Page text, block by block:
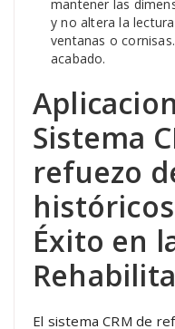
mantener las
y no altera la
ventanas o
acabado.
Sistema
refuezo
Éxito en
El sistema CRM de